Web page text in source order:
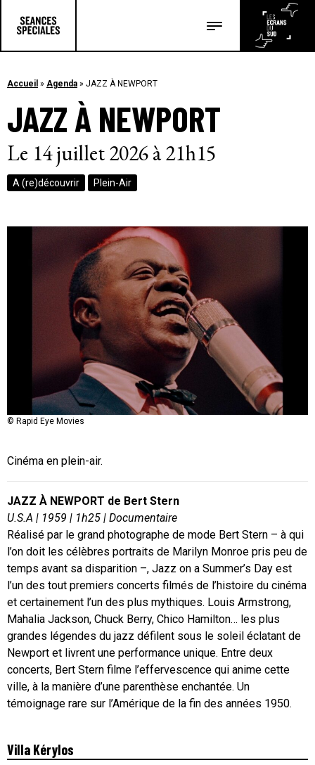
Les articles
Accueil » Agenda » JAZZ À NEWPORT
JAZZ À NEWPORT
Le 14 juillet 2026 à 21h15
A (re)découvrir Plein-Air
© Rapid Eye Movies
Cinéma en plein-air.
JAZZ À NEWPORT de Bert Stern
U.S.A | 1959 | 1h25 | Documentaire
Réalisé par le grand photographe de mode Bert Stern – à qui
l’on doit les célèbres portraits de Marilyn Monroe pris peu de
temps avant sa disparition –, Jazz on a Summer’s Day est
l’un des tout premiers concerts filmés de l’histoire du cinéma
et certainement l’un des plus mythiques. Louis Armstrong,
Mahalia Jackson, Chuck Berry, Chico Hamilton… les plus
grandes légendes du jazz défilent sous le soleil éclatant de
Newport et livrent une performance unique. Entre deux
concerts, Bert Stern filme l’effervescence qui anime cette
ville, à la manière d’une parenthèse enchantée. Un
témoignage rare sur l’Amérique de la fin des années 1950.
Villa Kérylos